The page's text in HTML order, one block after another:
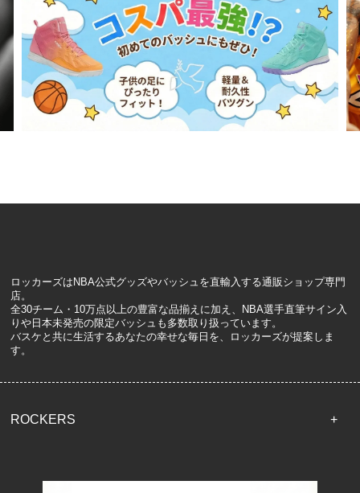
ロッカーズはNBA公式グッズやバッシュを直輸入する通販ショップ専門
店。
全30チーム・10万点以上の豊富な品揃えに加え、NBA選手直筆サイン入
りや日本未発売の限定バッシュも多数取り扱っています。
バスケと共に生活するあなたの幸せな毎日を、ロッカーズが提案しま
す。
ROCKERS
配送・送料について